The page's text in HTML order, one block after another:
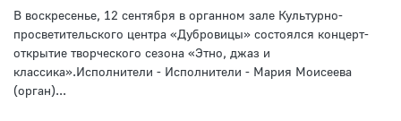
В воскресенье, 12 сентября в органном зале Культурно-
просветительского центра «Дубровицы» состоялся концерт-
открытие творческого сезона «Этно, джаз и
классика».Исполнители - Исполнители - Мария Моисеева
(орган)...